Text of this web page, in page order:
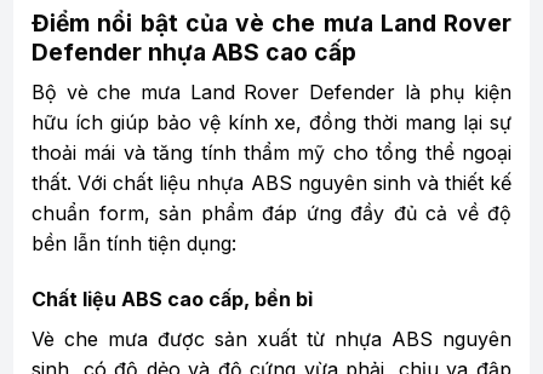
Điểm nổi bật của vè che mưa Land Rover
Defender nhựa ABS cao cấp
Bộ vè che mưa Land Rover Defender là phụ kiện
hữu ích giúp bảo vệ kính xe, đồng thời mang lại sự
thoải mái và tăng tính thẩm mỹ cho tổng thể ngoại
thất. Với chất liệu nhựa ABS nguyên sinh và thiết kế
chuẩn form, sản phẩm đáp ứng đầy đủ cả về độ
bền lẫn tính tiện dụng:
Chất liệu ABS cao cấp, bền bỉ
Vè che mưa được sản xuất từ nhựa ABS nguyên